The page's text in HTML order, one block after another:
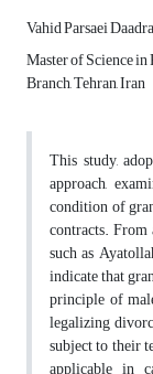
Vahid Parsaei
Master of Science
Branch, Tehran, Iran
This study,
approach,
condition of
contracts.
such as
indicate that
principle of
legalizing
subject to their